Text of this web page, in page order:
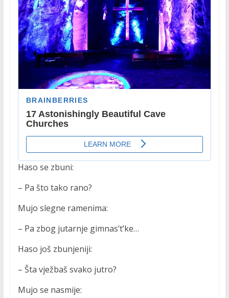
Haso se zbuni:
– Pa što tako rano?
Mujo slegne ramenima:
– Pa zbog jutarnje gimnas’t’ke…
Haso još zbunjeniji:
– Šta vježbaš svako jutro?
Mujo se nasmije: